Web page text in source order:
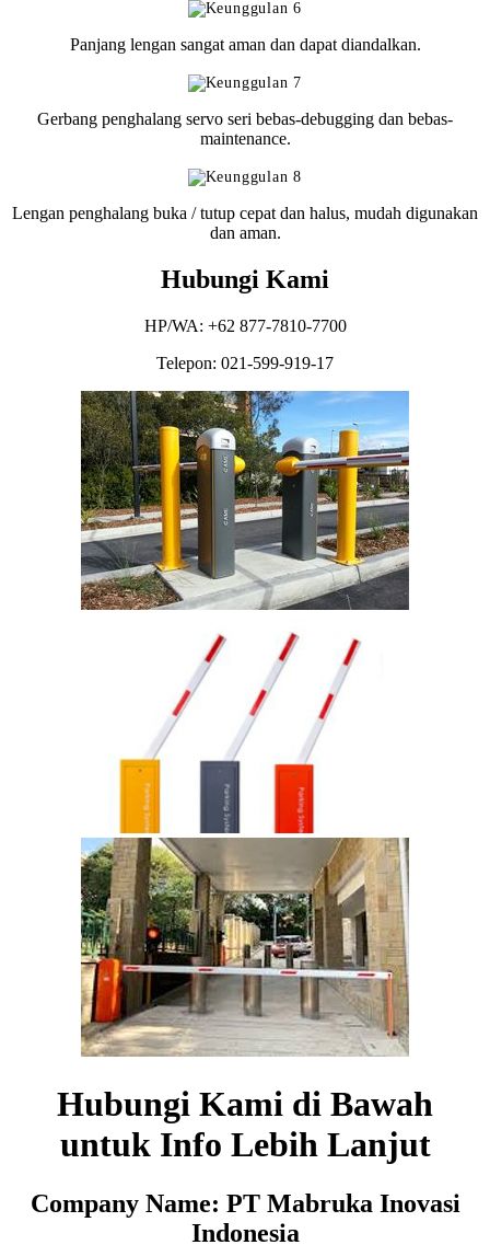
Panjang lengan sangat aman dan dapat diandalkan.
Gerbang penghalang servo seri bebas-debugging dan bebas-
maintenance.
Lengan penghalang buka / tutup cepat dan halus, mudah digunakan
dan aman.
Hubungi Kami
HP/WA: +62 877-7810-7700
Telepon: 021-599-919-17
Hubungi Kami di Bawah
untuk Info Lebih Lanjut
Company Name: PT Mabruka Inovasi
Indonesia